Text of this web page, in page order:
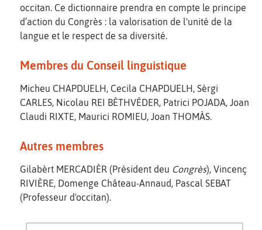
occitan. Ce dictionnaire prendra en compte le principe
d’action du Congrès : la valorisation de l'unité de la
langue et le respect de sa diversité.
Membres du Conseil linguistique
Micheu CHAPDUELH, Cecila CHAPDUELH, Sèrgi
CARLES, Nicolau REI BÈTHVÉDER, Patrici POJADA, Joan
Claudi RIXTE, Maurici ROMIEU, Joan THOMÀS.
Autres membres
Gilabèrt MERCADIÈR (Président deu Congrès), Vincenç
RIVIÈRE, Domenge Château-Annaud, Pascal SEBAT
(Professeur d'occitan).